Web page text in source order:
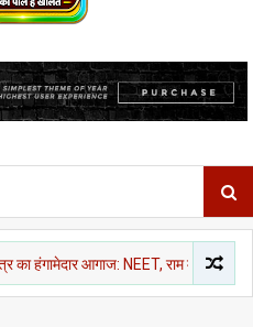
आगाज: NEET, राम मंदिर चंदा और CJP मार्च